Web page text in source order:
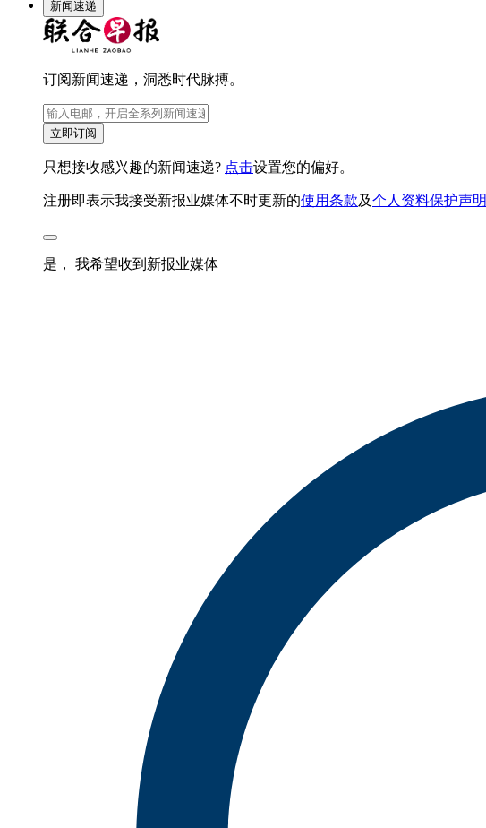
新闻速递
订阅新闻速递，洞悉时代脉搏。
立即订阅
只想接收感兴趣的新闻速递? 点击设置您的偏好。
注册即表示我接受新报业媒体不时更新的使用条款及个人资料保护声明
是， 我希望收到新报业媒体